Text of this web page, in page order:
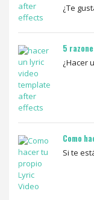
¿Te
5
¿Hacer
Como
Si te